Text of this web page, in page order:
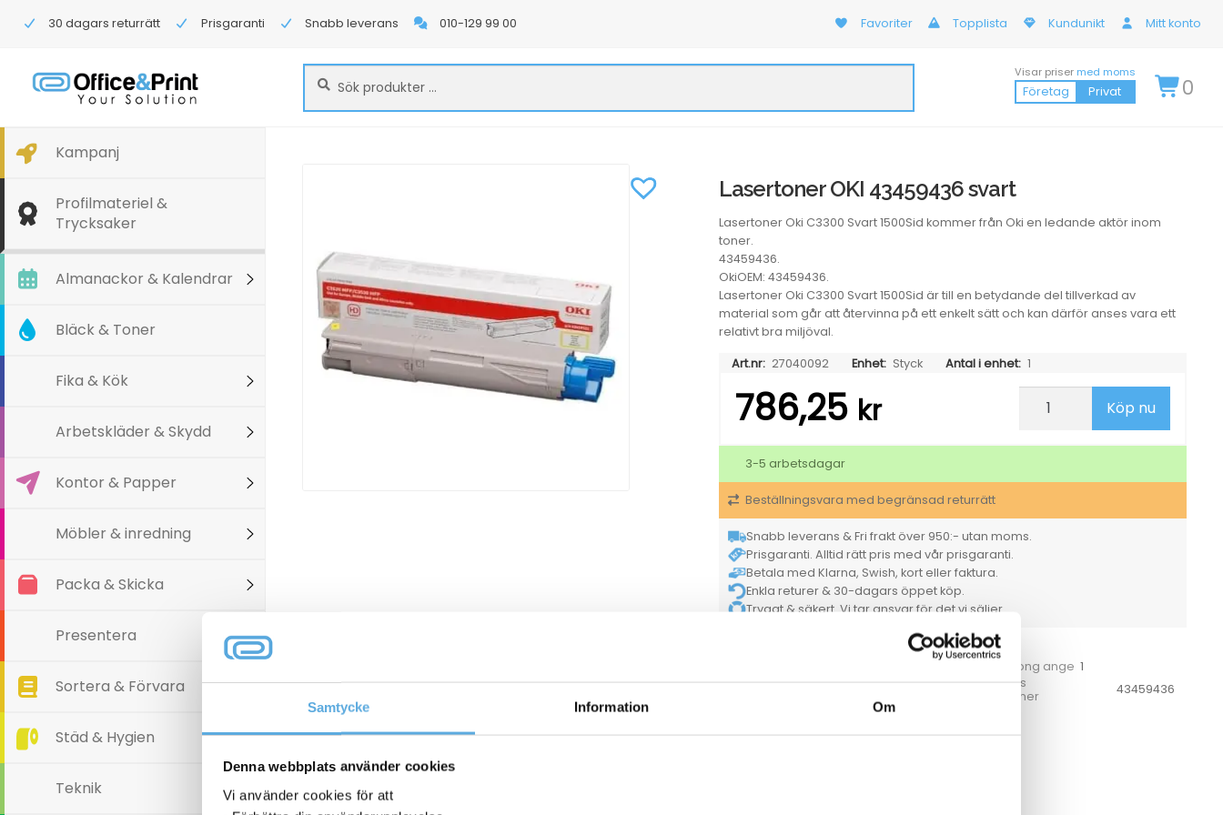
Samtycke Information Om
Denna webbplats använder cookies
Vi använder cookies för att
30 dagars returrätt Prisgaranti Snabb leverans 010-129 99 00 Favoriter Topplista Kundunikt Mitt konto
Sök
efter:
Sök Visar priser med moms
Företag Privat 0
Kampanj
Profilmateriel &
Trycksaker
Almanackor & Kalendrar
Bläck & Toner
Fika & Kök
Arbetskläder & Skydd
Kontor & Papper
Möbler & inredning
Packa & Skicka
Presentera
Sortera & Förvara
Städ & Hygien
Teknik
Lasertoner OKI 43459436 svart
Lasertoner Oki C3300 Svart 1500Sid kommer från Oki en ledande aktör inom
toner.
43459436.
OkiOEM: 43459436.
Lasertoner Oki C3300 Svart 1500Sid är till en betydande del tillverkad av
material som går att återvinna på ett enkelt sätt och kan därför anses vara ett
relativt bra miljöval.
Art.nr: 27040092 Enhet: Styck Antal i enhet: 1
786,25 kr
Lasertoner
svart
Köp nu
3-5 arbetsdagar
Beställningsvara med begränsad returrätt
Snabb leverans & Fri frakt över 950:- utan moms.
Prisgaranti. Alltid rätt pris med vår prisgaranti.
Betala med Klarna, Swish, kort eller faktura.
Enkla returer & 30-dagars öppet köp.
Tryggt & säkert. Vi tar ansvar för det vi säljer.
Färg svart
För hel kartong ange 1
Tillverkarens
artikelnummer
43459436
Trummor